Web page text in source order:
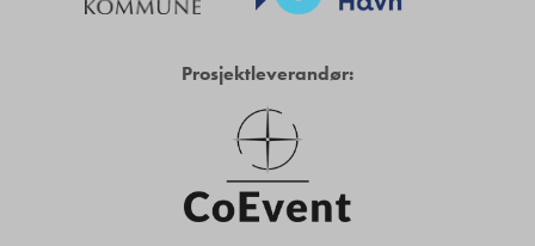
Prosjektleverandør: